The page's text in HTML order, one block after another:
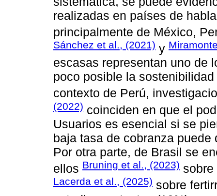
realizadas en países de
principalmente de México,
Sánchez et al., (2021) y
escasas representan uno de
poco posible la
contexto de Perú,
(2022) coinciden en que el
Usuarios es esencial si se
baja tasa de cobranza
Por otra parte, de Brasil se
ellos Bruning et al., (2023)
Lacerda et al., (2025) sobre